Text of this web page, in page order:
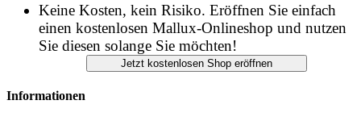
Keine Kosten, kein Risiko. Eröffnen Sie einfach
einen kostenlosen Mallux-Onlineshop und nutzen
Sie diesen solange Sie möchten!
Informationen